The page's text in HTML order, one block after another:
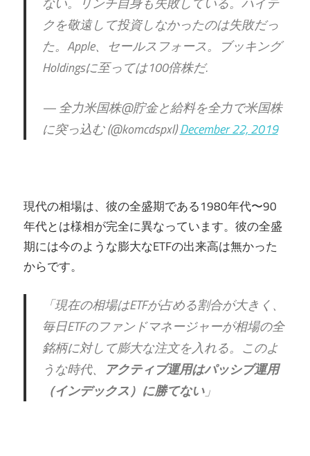
クを敬遠して投資しなかったのは失敗だっ
た。Apple、セールスフォース。ブッキング
Holdingsに至っては100倍株だ.
— 全力米国株@貯金と給料を全力で米国株
に突っ込む (@komcdspxl)December 22, 2019
現代の相場は、彼の全盛期である1980年代〜90
年代とは様相が完全に異なっています。彼の全盛
期には今のような膨大なETFの出来高は無かった
からです。
「現在の相場はETFが占める割合が大きく、
毎日ETFのファンドマネージャーが相場の全
銘柄に対して膨大な注文を入れる。このよ
うな時代、 アクティブ運用はパッシブ運用
（インデックス）に勝てない」